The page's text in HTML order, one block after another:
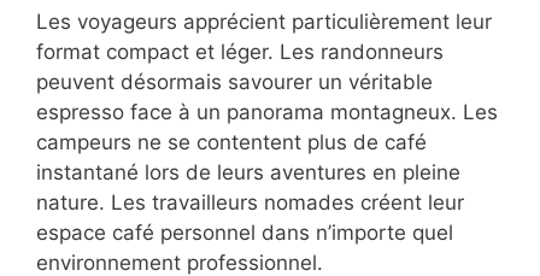
Les voyageurs apprécient particulièrement leur
format compact et léger. Les randonneurs
peuvent désormais savourer un véritable
espresso face à un panorama montagneux. Les
campeurs ne se contentent plus de café
instantané lors de leurs aventures en pleine
nature. Les travailleurs nomades créent leur
espace café personnel dans n’importe quel
environnement professionnel.